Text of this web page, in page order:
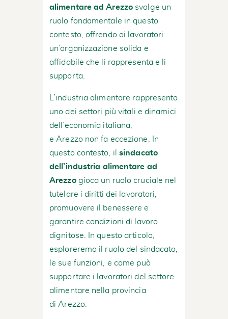
alimentare ad Arezzo svolge un
ruolo fondamentale in questo
contesto, offrendo ai lavoratori
un’organizzazione solida e
affidabile che li rappresenta e li
supporta.
L’industria alimentare rappresenta
uno dei settori più vitali e dinamici
dell’economia italiana,
e Arezzo non fa eccezione. In
questo contesto, il sindacato
dell’industria alimentare ad
Arezzogioca un ruolo cruciale nel
tutelare i diritti dei lavoratori,
promuovere il benessere e
garantire condizioni di lavoro
dignitose. In questo articolo,
esploreremo il ruolo del sindacato,
le sue funzioni, e come può
supportare i lavoratori del settore
alimentare nella provincia
di Arezzo.